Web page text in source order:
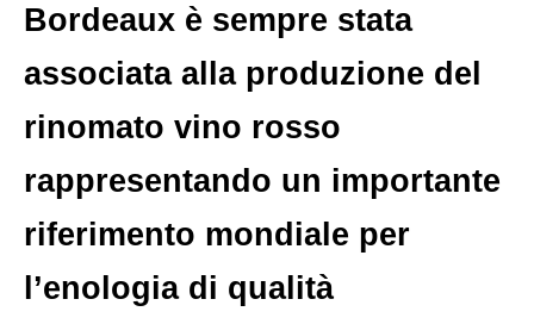
Bordeaux è sempre stata
associata alla produzione del
rinomato vino rosso
rappresentando un importante
riferimento mondiale per
l’enologia di qualità